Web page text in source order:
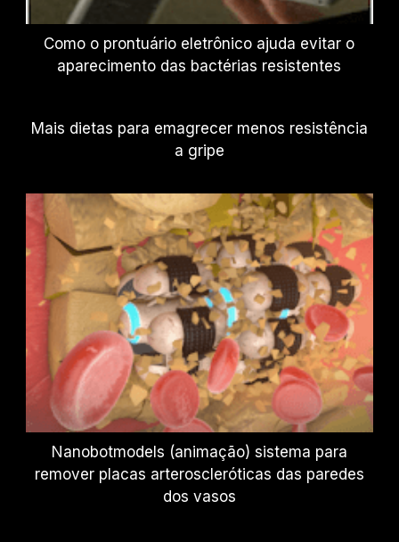
Como o prontuário eletrônico ajuda evitar o
aparecimento das bactérias resistentes
Mais dietas para emagrecer menos resistência
a gripe
Nanobotmodels (animação) sistema para
remover placas arteroscleróticas das paredes
dos vasos